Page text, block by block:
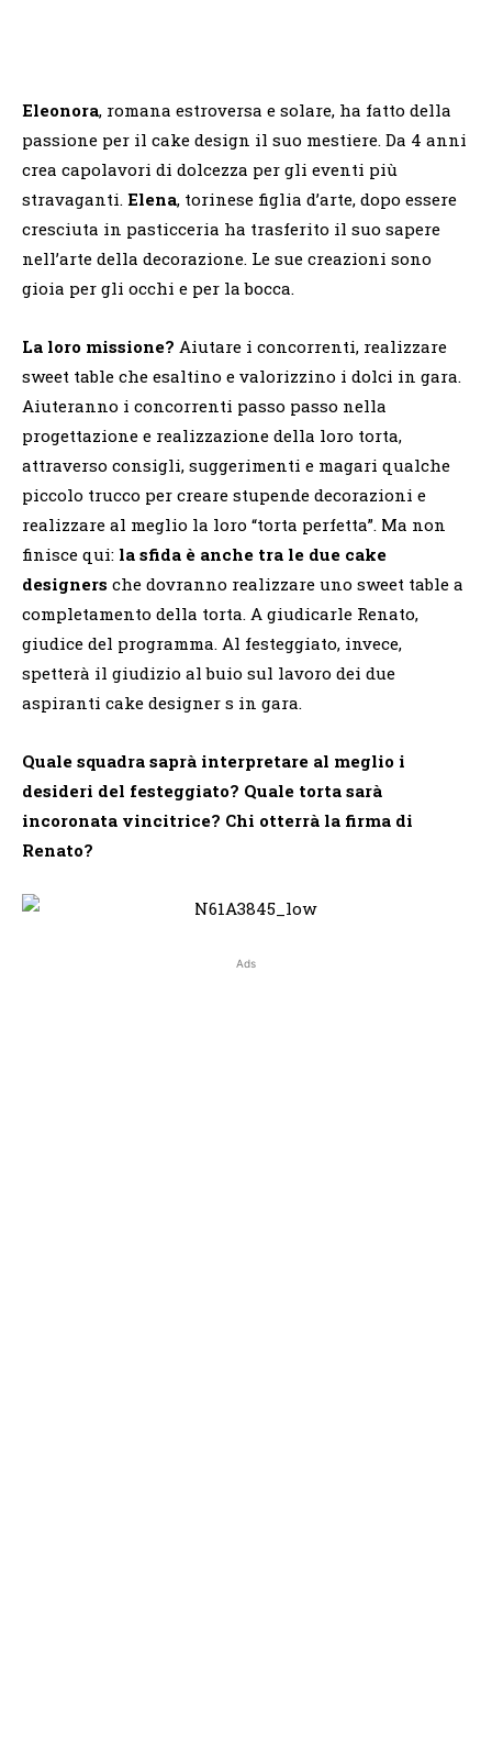
Eleonora, romana estroversa e solare, ha fatto della
passione per il cake design il suo mestiere. Da 4 anni
crea capolavori di dolcezza per gli eventi più
stravaganti. Elena, torinese figlia d’arte, dopo essere
cresciuta in pasticceria ha trasferito il suo sapere
nell’arte della decorazione. Le sue creazioni sono
gioia per gli occhi e per la bocca.
La loro missione? Aiutare i concorrenti, realizzare
sweet table che esaltino e valorizzino i dolci in gara.
Aiuteranno i concorrenti passo passo nella
progettazione e realizzazione della loro torta,
attraverso consigli, suggerimenti e magari qualche
piccolo trucco per creare stupende decorazioni e
realizzare al meglio la loro “torta perfetta”. Ma non
finisce qui: la sfida è anche tra le due cake
designers che dovranno realizzare uno sweet table a
completamento della torta. A giudicarle Renato,
giudice del programma. Al festeggiato, invece,
spetterà il giudizio al buio sul lavoro dei due
aspiranti cake designer s in gara.
Quale squadra saprà interpretare al meglio i
desideri del festeggiato? Quale torta sarà
incoronata vincitrice? Chi otterrà la firma di
Renato?
Ads